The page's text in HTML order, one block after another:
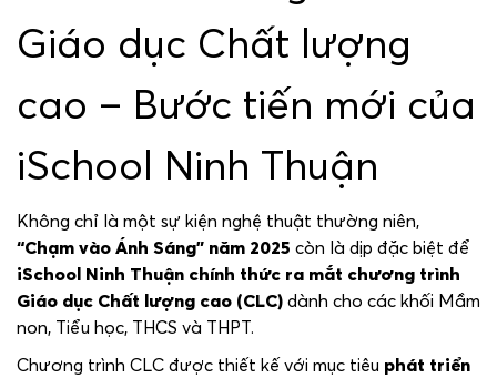
Giáo dục Chất lượng
cao – Bước tiến mới của
iSchool Ninh Thuận
Không chỉ là một sự kiện nghệ thuật thường niên,
“Chạm vào Ánh Sáng” năm 2025 còn là dịp đặc biệt để
iSchool Ninh Thuận chính thức ra mắt chương trình
Giáo dục Chất lượng cao (CLC) dành cho các khối Mầm
non, Tiểu học, THCS và THPT.
Chương trình CLC được thiết kế với mục tiêu phát triển